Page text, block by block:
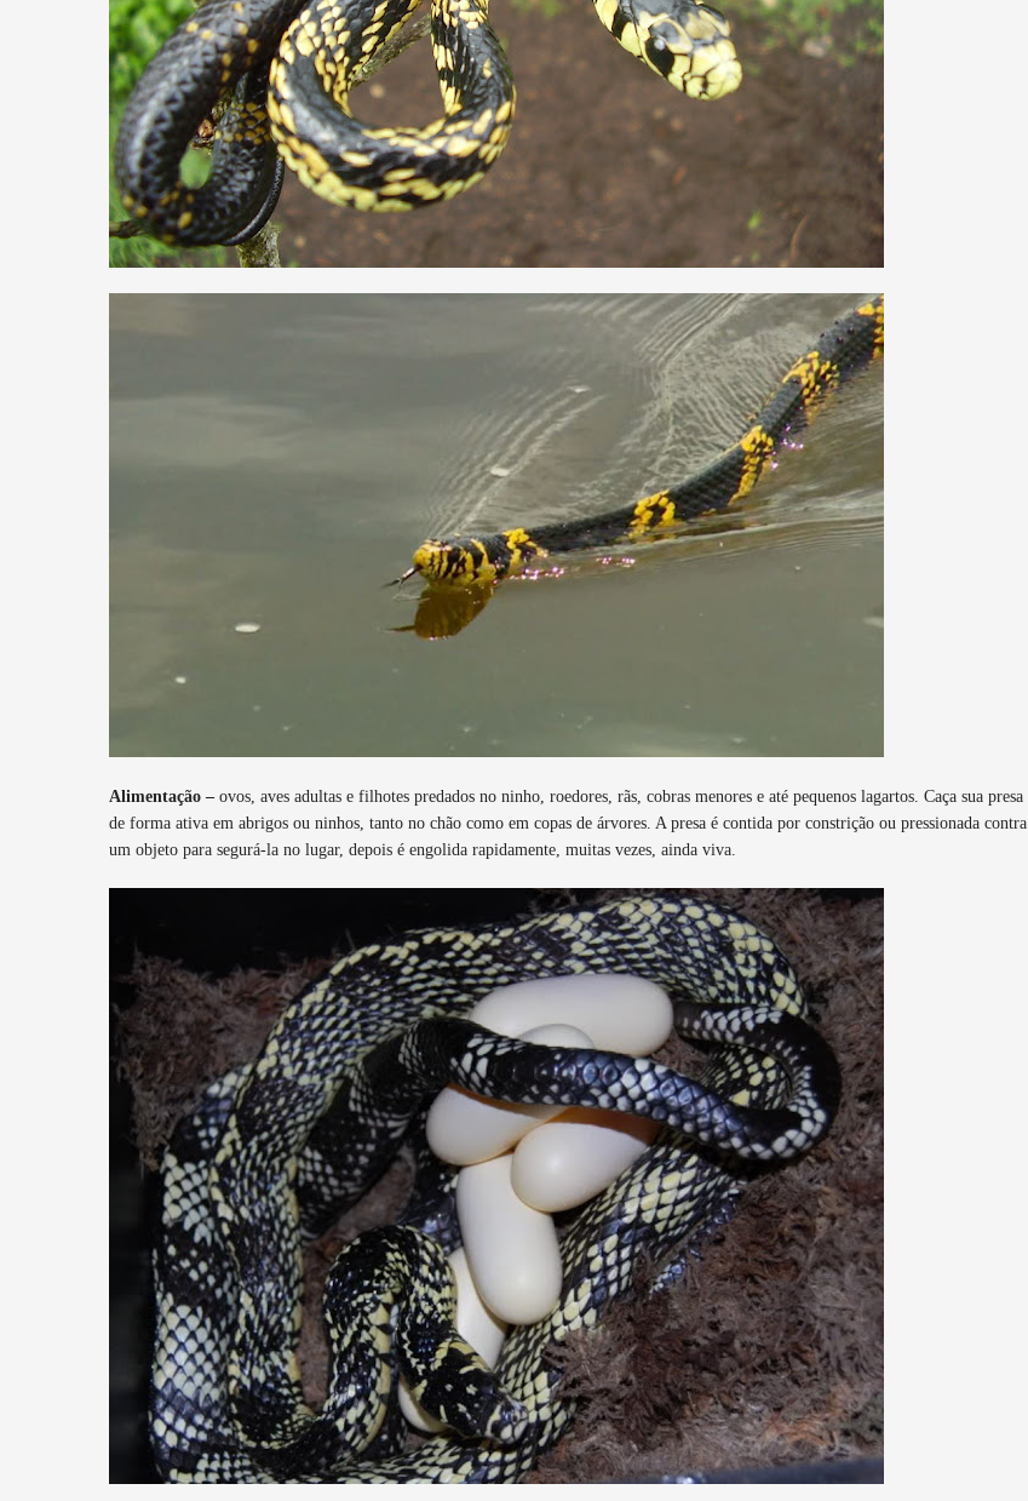
Alimentação – ovos, aves adultas e filhotes predados no ninho, roedores, rãs, cobras menores e até pequenos lagartos. Caça sua presa
de forma ativa em abrigos ou ninhos, tanto no chão como em copas de árvores. A presa é contida por constrição ou pressionada contra
um objeto para segurá-la no lugar, depois é engolida rapidamente, muitas vezes, ainda viva.